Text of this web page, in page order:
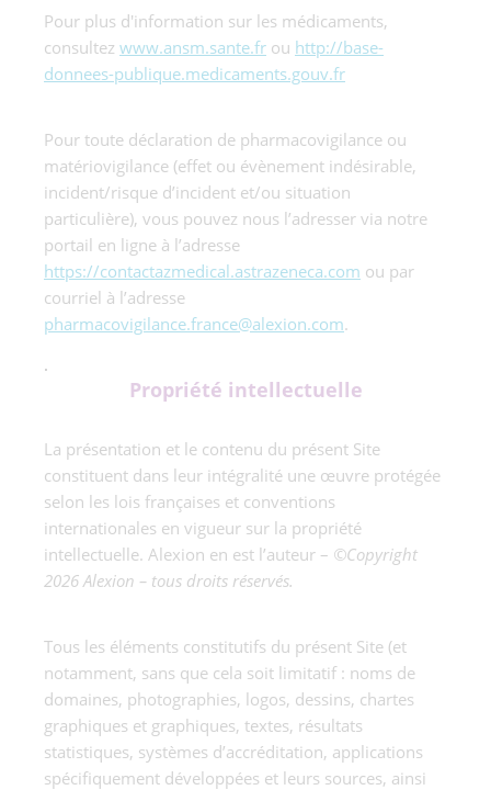
Pour plus d'information sur les médicaments,
consultez www.ansm.sante.fr ou http://base-
donnees-publique.medicaments.gouv.fr
Pour toute déclaration de pharmacovigilance ou
matériovigilance (effet ou évènement indésirable,
incident/risque d’incident et/ou situation
particulière), vous pouvez nous l’adresser via notre
portail en ligne à l’adresse
https://contactazmedical.astrazeneca.com ou par
courriel à l’adresse
pharmacovigilance.france@alexion.com.
.
Propriété intellectuelle
La présentation et le contenu du présent Site
constituent dans leur intégralité une œuvre protégée
selon les lois françaises et conventions
internationales en vigueur sur la propriété
intellectuelle. Alexion en est l’auteur – ©Copyright
2026 Alexion – tous droits réservés.
Tous les éléments constitutifs du présent Site (et
notamment, sans que cela soit limitatif : noms de
domaines, photographies, logos, dessins, chartes
graphiques et graphiques, textes, résultats
statistiques, systèmes d’accréditation, applications
spécifiquement développées et leurs sources, ainsi